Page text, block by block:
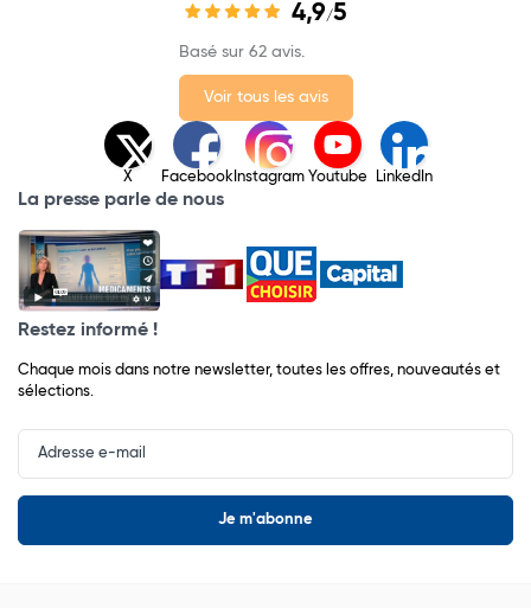
4,9/5
Basé sur 62 avis.
Voir tous les avis
X Facebook Instagram Youtube LinkedIn
La presse parle de nous
Restez informé !
Chaque mois dans notre newsletter, toutes les offres, nouveautés et
sélections.
Input
Newsletter